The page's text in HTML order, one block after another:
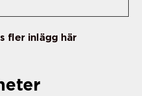
fler inlägg här